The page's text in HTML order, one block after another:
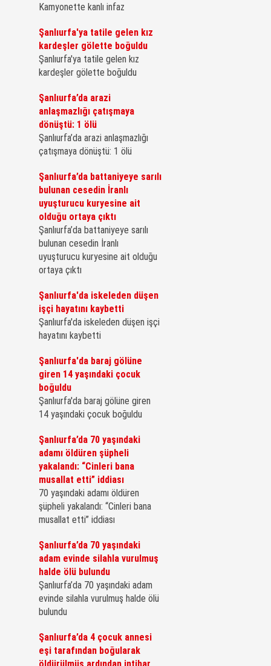
Kamyonette kanlı infaz
Şanlıurfa'ya tatile gelen kız
kardeşler gölette boğuldu
Şanlıurfa'ya tatile gelen kız
kardeşler gölette boğuldu
Şanlıurfa’da arazi
anlaşmazlığı çatışmaya
dönüştü: 1 ölü
Şanlıurfa’da arazi anlaşmazlığı
çatışmaya dönüştü: 1 ölü
Şanlıurfa’da battaniyeye sarılı
bulunan cesedin İranlı
uyuşturucu kuryesine ait
olduğu ortaya çıktı
Şanlıurfa’da battaniyeye sarılı
bulunan cesedin İranlı
uyuşturucu kuryesine ait olduğu
ortaya çıktı
Şanlıurfa'da iskeleden düşen
işçi hayatını kaybetti
Şanlıurfa'da iskeleden düşen işçi
hayatını kaybetti
Şanlıurfa'da baraj gölüne
giren 14 yaşındaki çocuk
boğuldu
Şanlıurfa'da baraj gölüne giren
14 yaşındaki çocuk boğuldu
Şanlıurfa’da 70 yaşındaki
adamı öldüren şüpheli
yakalandı: “Cinleri bana
musallat etti” iddiası
70 yaşındaki adamı öldüren
şüpheli yakalandı: “Cinleri bana
musallat etti” iddiası
Şanlıurfa’da 70 yaşındaki
adam evinde silahla vurulmuş
halde ölü bulundu
Şanlıurfa’da 70 yaşındaki adam
evinde silahla vurulmuş halde ölü
bulundu
Şanlıurfa’da 4 çocuk annesi
eşi tarafından boğularak